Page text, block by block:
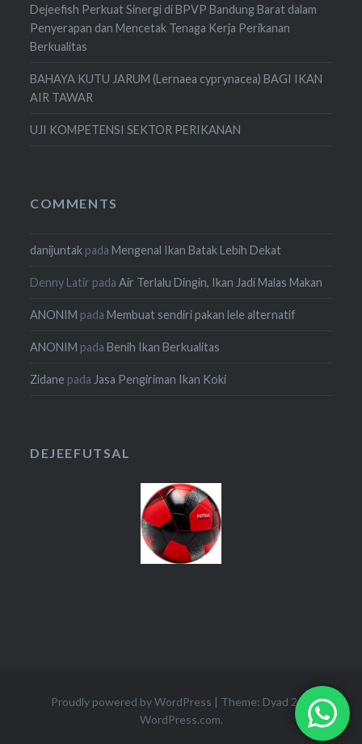
Dejeefish Perkuat Sinergi di BPVP Bandung Barat dalam
Penyerapan dan Mencetak Tenaga Kerja Perikanan
Berkualitas
BAHAYA KUTU JARUM (Lernaea cyprynacea) BAGI IKAN
AIR TAWAR
UJI KOMPETENSI SEKTOR PERIKANAN
COMMENTS
danijuntak padaMengenal Ikan Batak Lebih Dekat
Denny Latir padaAir Terlalu Dingin, Ikan Jadi Malas Makan
ANONIM padaMembuat sendiri pakan lele alternatif
ANONIM padaBenih Ikan Berkualitas
Zidane pada Jasa Pengiriman Ikan Koki
DEJEEFUTSAL
Proudly powered by WordPress | Theme: Dyad 2 by
WordPress.com.